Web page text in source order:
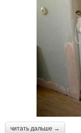
читать дальше →